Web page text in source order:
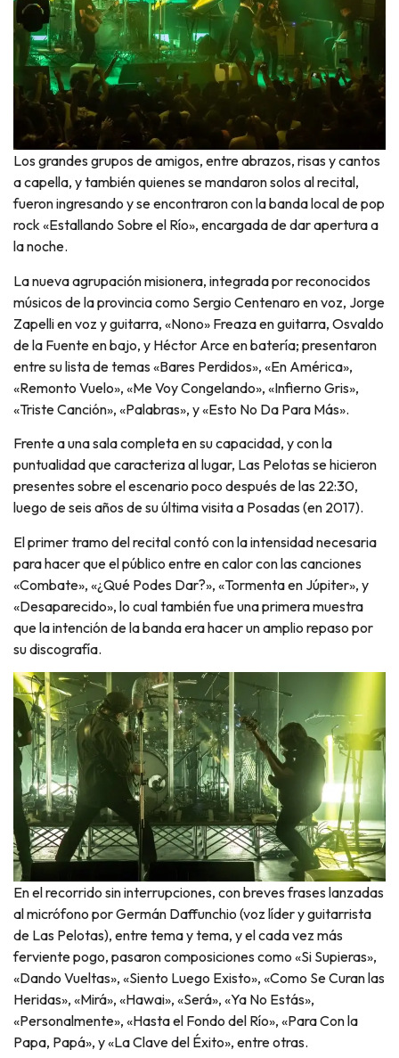
Los grandes grupos de amigos, entre abrazos, risas y cantos
a capella, y también quienes se mandaron solos al recital,
fueron ingresando y se encontraron con la banda local de pop
rock «Estallando Sobre el Río», encargada de dar apertura a
la noche.
La nueva agrupación misionera, integrada por reconocidos
músicos de la provincia como Sergio Centenaro en voz, Jorge
Zapelli en voz y guitarra, «Nono» Freaza en guitarra, Osvaldo
de la Fuente en bajo, y Héctor Arce en batería; presentaron
entre su lista de temas «Bares Perdidos», «En América»,
«Remonto Vuelo», «Me Voy Congelando», «Infierno Gris»,
«Triste Canción», «Palabras», y «Esto No Da Para Más».
Frente a una sala completa en su capacidad, y con la
puntualidad que caracteriza al lugar, Las Pelotas se hicieron
presentes sobre el escenario poco después de las 22:30,
luego de seis años de su última visita a Posadas (en 2017).
El primer tramo del recital contó con la intensidad necesaria
para hacer que el público entre en calor con las canciones
«Combate», «¿Qué Podes Dar?», «Tormenta en Júpiter», y
«Desaparecido», lo cual también fue una primera muestra
que la intención de la banda era hacer un amplio repaso por
su discografía.
En el recorrido sin interrupciones, con breves frases lanzadas
al micrófono por Germán Daffunchio (voz líder y guitarrista
de Las Pelotas), entre tema y tema, y el cada vez más
ferviente pogo, pasaron composiciones como «Si Supieras»,
«Dando Vueltas», «Siento Luego Existo», «Como Se Curan las
Heridas», «Mirá», «Hawai», «Será», «Ya No Estás»,
«Personalmente», «Hasta el Fondo del Río», «Para Con la
Papa, Papá», y «La Clave del Éxito», entre otras.